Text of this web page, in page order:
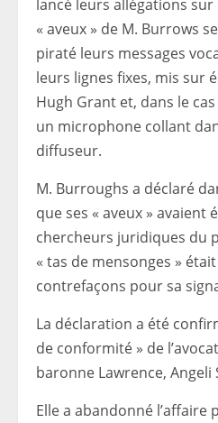
lancé leurs allégations
« aveux » de M. Burrows
piraté leurs messages
leurs lignes fixes, mis sur
Hugh Grant et, dans le
un microphone collant
diffuseur.
M. Burroughs a déclaré
que ses « aveux » avaient
chercheurs juridiques du
« tas de mensonges »
contrefaçons pour sa
La déclaration a été
de conformité » de
baronne Lawrence, Angeli
Elle a abandonné l’affaire